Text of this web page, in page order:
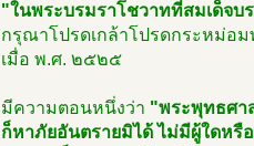
"ในพระบรมราโชวาทที่สมเด็จบ
กรุณาโปรดเกล้าโปรดกระหม่อ
เมื่อ พ.ศ. ๒๕๒๕
มีความตอนหนึ่งว่า "พระพุทธศา
ก็หาภัยอันตรายมิได้ ไม่มีผู้ใดหรือ